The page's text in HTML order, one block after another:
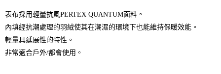
表布採用輕量抗風PERTEX QUANTUM面料。
內填經抗潮處理的羽絨使其在潮濕的環境下也能維持保暖效能。
輕量具延展性的特性。
非常適合戶外/都會使用。